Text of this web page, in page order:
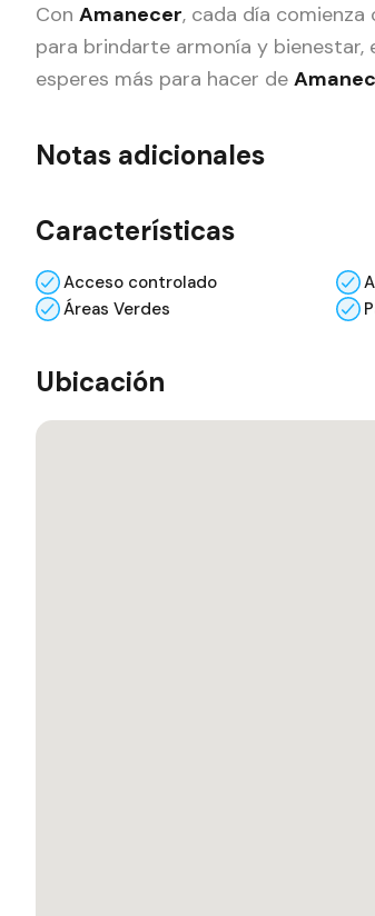
Con Amanecer, cada día
para brindarte armonía y bienestar,
esperes más para hacer de
Notas adicionales
Características
Acceso controlado
Áreas Verdes
Ubicación